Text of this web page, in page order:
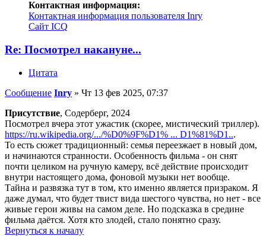
Контактная информация:
Контактная информация пользователя Inry
Сайт ICQ
Re: Посмотрел накануне...
Цитата
Сообщение Inry » Чт 13 фев 2025, 07:37
Присутствие, Содерберг, 2024
Посмотрел вчера этот ужастик (скорее, мистический триллер).
https://ru.wikipedia.org/.../%D0%9F%D1% ... D1%81%D1...
То есть сюжет традиционный: семья переезжает в новый дом,
и начинаются странности. Особенность фильма - он снят
почти целиком на ручную камеру, всё действие происходит
внутри настоящего дома, фоновой музыки нет вообще.
Тайна и развязка тут в том, кто именно является призраком. Я
даже думал, что будет твист вида шестого чувства, но нет - все
живые герои живы на самом деле. Но подсказка в средине
фильма даётся. Хотя кто злодей, стало понятно сразу.
Вернуться к началу